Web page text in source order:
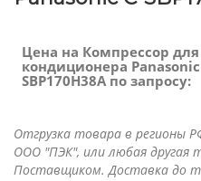
Цена на Компрессор для
кондиционера Panasonic
SBP170H38A по запросу:
Отгрузка товара в регионы
ООО "ПЭК", или любая другая
Поставщиком. Доставка до